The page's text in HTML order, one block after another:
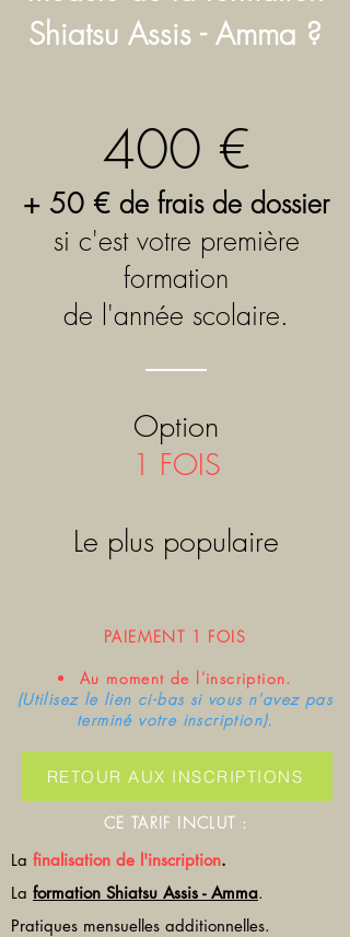
Shiatsu Assis - Amma ?
400 €
+ 50 € de frais de dossier
si c'est votre première
formation
de l'année scolaire.
Option
1 FOIS
Le plus populaire
PAIEMENT 1 FOIS
Au moment de l'inscription.
(Utilisez le lien ci-bas si vous n'avez pas
terminé votre inscription).
RETOUR AUX INSCRIPTIONS
CE TARIF INCLUT :
La finalisation de l'inscription.
La formation Shiatsu Assis - Amma.
Pratiques mensuelles additionnelles.